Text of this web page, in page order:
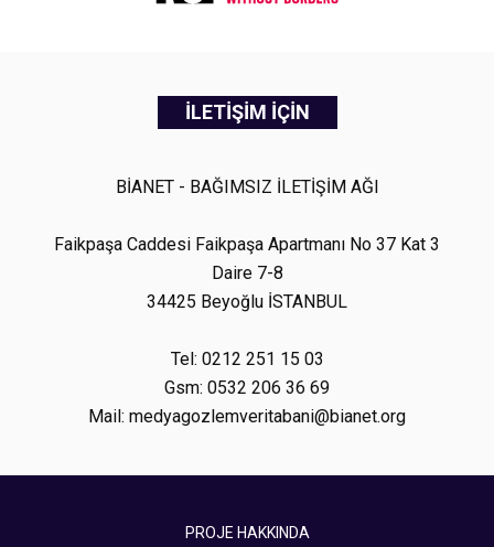
İLETİŞİM İÇİN
BİANET - BAĞIMSIZ İLETİŞİM AĞI
Faikpaşa Caddesi Faikpaşa Apartmanı No 37 Kat 3
Daire 7-8
34425 Beyoğlu İSTANBUL
Tel: 0212 251 15 03
Gsm: 0532 206 36 69
Mail: medyagozlemveritabani@bianet.org
PROJE HAKKINDA